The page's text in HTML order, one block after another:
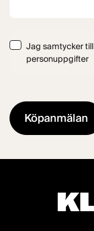
ConsentJag samtycker till
personuppgifter